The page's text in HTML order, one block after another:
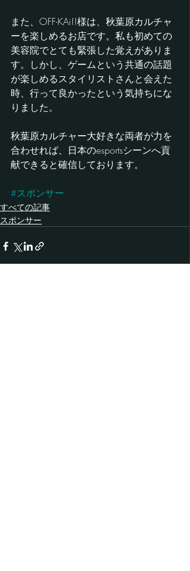
また、OFF-KAi!!様は、秋葉原カルチャ
ーを楽しめるお店です。私も初めての
美容院でとても緊張した覚えがありま
す。しかし、ゲームという共通の話題
が楽しめるスタイリストさんと会えた
時、行って良かったという気持ちにな
りました。
秋葉原カルチャー大好きな両者が力を
合わせれば、日本のesportsシーンへ貢
献できると確信しております。
#スポンサー
すべての記事
スポンサー